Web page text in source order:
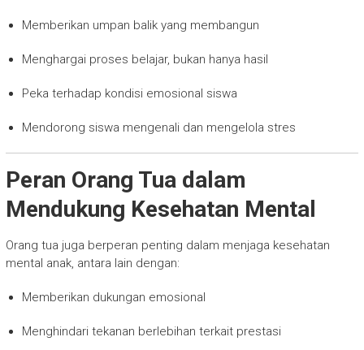
Memberikan umpan balik yang membangun
Menghargai proses belajar, bukan hanya hasil
Peka terhadap kondisi emosional siswa
Mendorong siswa mengenali dan mengelola stres
Peran Orang Tua dalam
Mendukung Kesehatan Mental
Orang tua juga berperan penting dalam menjaga kesehatan
mental anak, antara lain dengan:
Memberikan dukungan emosional
Menghindari tekanan berlebihan terkait prestasi